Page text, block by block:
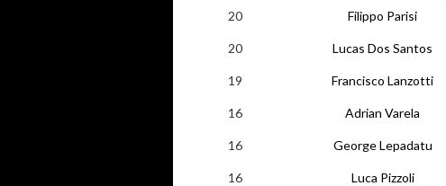
20 Filippo Parisi
20 Lucas Dos Santos
19 Francisco Lanzotti
16 Adrian Varela
16 George Lepadatu
16 Luca Pizzoli